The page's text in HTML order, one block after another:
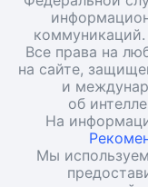
коммуникаций.
Все права на
на сайте,
и
об
На
Мы